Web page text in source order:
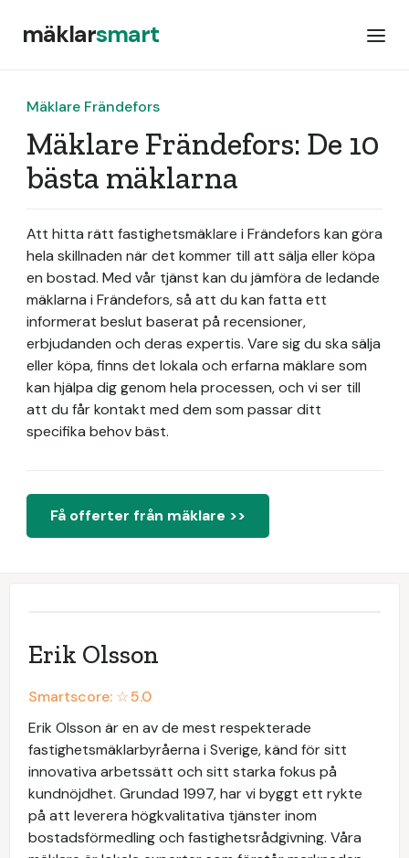
mäklarsmart
Mäklare Frändefors
Mäklare Frändefors: De 10
bästa mäklarna
Att hitta rätt fastighetsmäklare i Frändefors kan göra
hela skillnaden när det kommer till att sälja eller köpa
en bostad. Med vår tjänst kan du jämföra de ledande
mäklarna i Frändefors, så att du kan fatta ett
informerat beslut baserat på recensioner,
erbjudanden och deras expertis. Vare sig du ska sälja
eller köpa, finns det lokala och erfarna mäklare som
kan hjälpa dig genom hela processen, och vi ser till
att du får kontakt med dem som passar ditt
specifika behov bäst.
Få offerter från mäklare >>
Erik Olsson
Smartscore: ☆5.0
Erik Olsson är en av de mest respekterade
fastighetsmäklarbyråerna i Sverige, känd för sitt
innovativa arbetssätt och sitt starka fokus på
kundnöjdhet. Grundad 1997, har vi byggt ett rykte
på att leverera högkvalitativa tjänster inom
bostadsförmedling och fastighetsrådgivning. Våra